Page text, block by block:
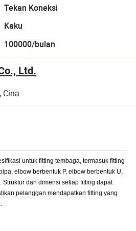
Tekan Koneksi
Kaku
100000/bulan
Ltd.
Cina
untuk fitting tembaga, termasuk fitting
elbow berbentuk P, elbow berbentuk U,
dan dimensi setiap fitting dapat
pelanggan mendapatkan fitting yang